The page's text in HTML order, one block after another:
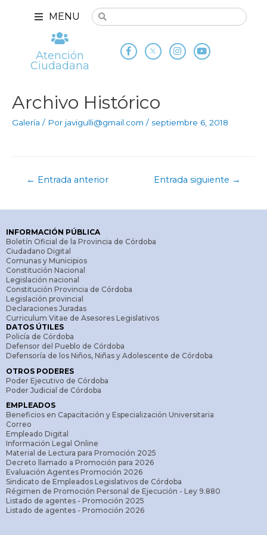
MENU
Atención
Ciudadana
Archivo Histórico
Galería / Por javigulli@gmail.com / septiembre 6, 2018
← Entrada anterior Entrada siguiente →
INFORMACIÓN PÚBLICA
Boletín Oficial de la Provincia de Córdoba
Ciudadano Digital
Comunas y Municipios
Constitución Nacional
Legislación nacional
Constitución Provincia de Córdoba
Legislación provincial
Declaraciones Juradas
Curriculum Vitae de Asesores Legislativos
DATOS ÚTILES
Policía de Córdoba
Defensor del Pueblo de Córdoba
Defensoría de los Niños, Niñas y Adolescente de Córdoba
OTROS PODERES
Poder Ejecutivo de Córdoba
Poder Judicial de Córdoba
EMPLEADOS
Beneficios en Capacitación y Especialización Universitaria
Correo
Empleado Digital
Información Legal Online
Material de Lectura para Promoción 2025
Decreto llamado a Promoción para 2026
Evaluación Agentes Promoción 2026
Sindicato de Empleados Legislativos de Córdoba
Régimen de Promoción Personal de Ejecución - Ley 9.880
Listado de agentes - Promoción 2025
Listado de agentes - Promoción 2026